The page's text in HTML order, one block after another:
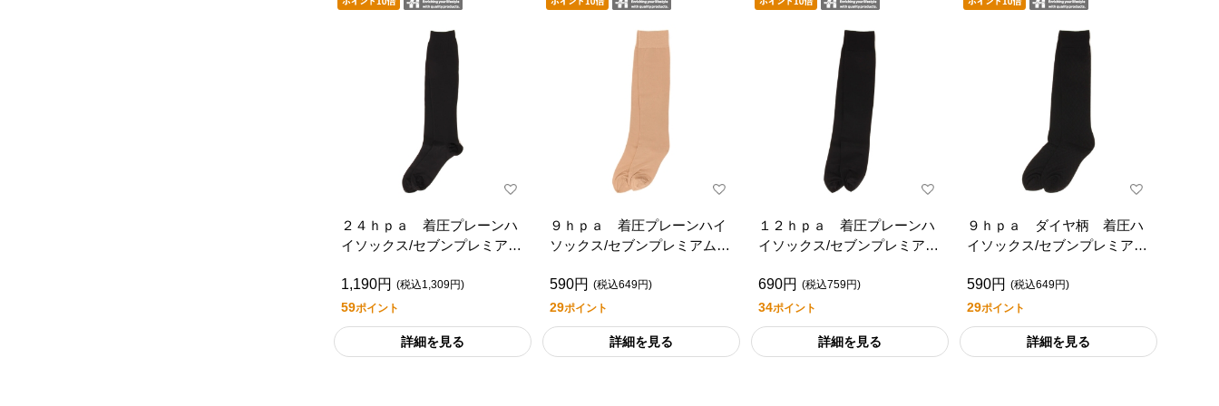
２４ｈｐａ 着圧プレーンハ
イソックス/セブンプレミアム
1,190円 (税込1,309円)
59ポイント
詳細を見る
９ｈｐａ 着圧プレーンハイ
ソックス/セブンプレミアムラ
590円 (税込649円)
29ポイント
詳細を見る
１２ｈｐａ 着圧プレーンハ
イソックス/セブンプレミアム
690円 (税込759円)
34ポイント
詳細を見る
９ｈｐａ ダイヤ柄 着圧ハ
イソックス/セブンプレミアム
590円 (税込649円)
29ポイント
詳細を見る